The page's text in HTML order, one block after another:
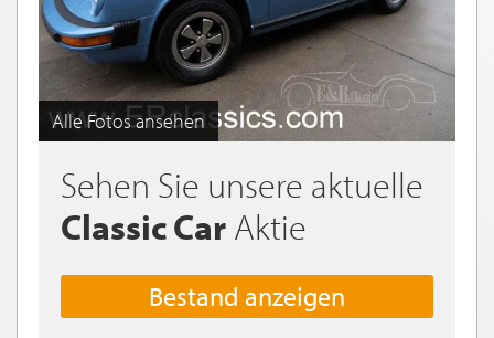
Alle Fotos ansehen
Sehen Sie unsere aktuelle
Classic Car Aktie
Bestand anzeigen